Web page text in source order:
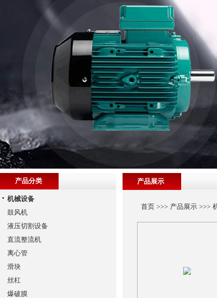
产品展示
首页 >>> 产品展示>>>
产品分类
机械设备
鼓风机
液压切割设备
直流整流机
离心管
滑块
丝杠
爆破膜